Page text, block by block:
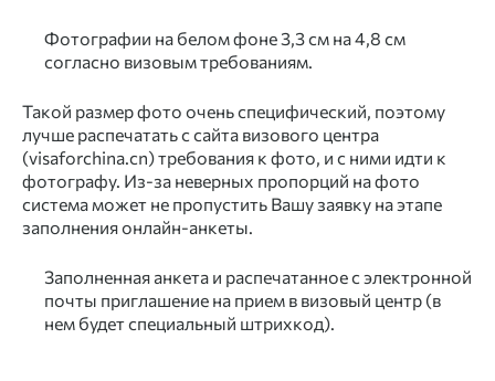
Фотографии на белом фоне 3,3 см на 4,8 см
согласно визовым требованиям.
Такой размер фото очень специфический, поэтому
лучше распечатать с сайта визового центра
(visaforchina.cn) требования к фото, и с ними идти к
фотографу. Из-за неверных пропорций на фото
система может не пропустить Вашу заявку на этапе
заполнения онлайн-анкеты.
Заполненная анкета и распечатанное с электронной
почты приглашение на прием в визовый центр (в
нем будет специальный штрихкод).